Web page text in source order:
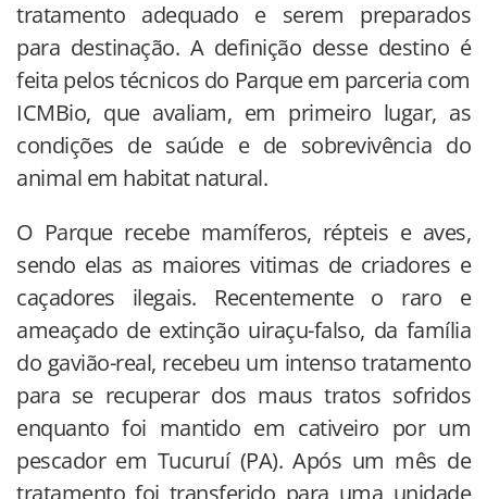
tratamento adequado e serem preparados
para destinação. A definição desse destino é
feita pelos técnicos do Parque em parceria com
ICMBio, que avaliam, em primeiro lugar, as
condições de saúde e de sobrevivência do
animal em habitat natural.
O Parque recebe mamíferos, répteis e aves,
sendo elas as maiores vitimas de criadores e
caçadores ilegais. Recentemente o raro e
ameaçado de extinção uiraçu-falso, da família
do gavião-real, recebeu um intenso tratamento
para se recuperar dos maus tratos sofridos
enquanto foi mantido em cativeiro por um
pescador em Tucuruí (PA). Após um mês de